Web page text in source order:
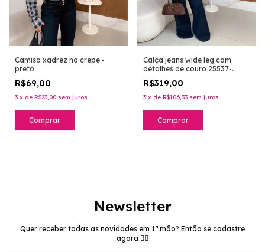
Camisa xadrez no crepe -
preto
R$69,00
3 x de R$23,00 sem juros
Comprar
Calça jeans wide leg com
detalhes de couro 25537-
R$319,00
3 x de R$106,33 sem juros
Comprar
Newsletter
Quer receber todas as novidades em 1ª mão? Então se cadastre
agora 👉🏻